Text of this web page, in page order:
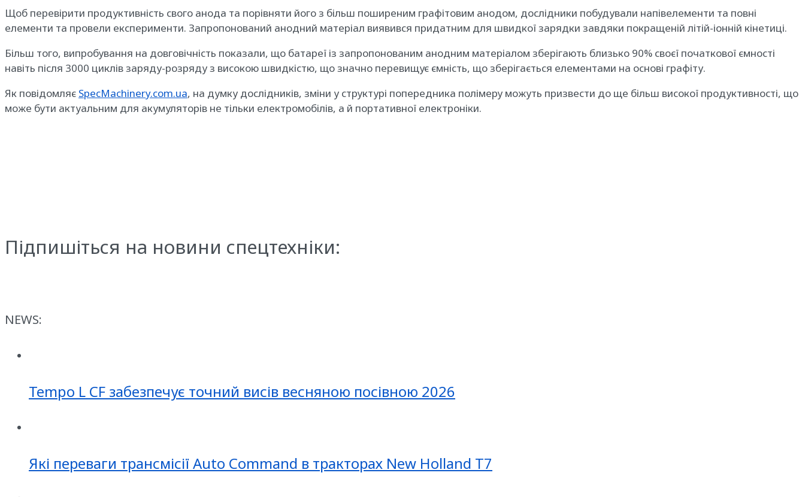
Щоб перевірити продуктивність свого анода та порівняти його з більш поширеним графітовим анодом, дослідники побудували напівелементи та повні
елементи та провели експерименти. Запропонований анодний матеріал виявився придатним для швидкої зарядки завдяки покращеній літій-іонній кінетиці.
Більш того, випробування на довговічність показали, що батареї із запропонованим анодним матеріалом зберігають близько 90% своєї початкової ємності
навіть після 3000 циклів заряду-розряду з високою швидкістю, що значно перевищує ємність, що зберігається елементами на основі графіту.
Як повідомляє SpecMachinery.com.ua, на думку дослідників, зміни у структурі попередника полімеру можуть призвести до ще більш високої продуктивності, що
може бути актуальним для акумуляторів не тільки електромобілів, а й портативної електроніки.
Підпишіться на новини спецтехніки:
NEWS:
Tempo L CF забезпечує точний висів весняною посівною 2026
Які переваги трансмісії Auto Command в тракторах New Holland T7